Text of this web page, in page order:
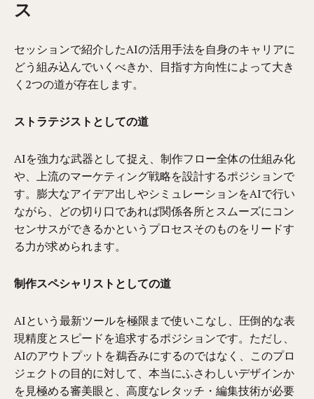
ス
セッションで紹介したAIの活用手法を自身のキャリアに
どう組み込んでいくべきか、目指す方向性によって大き
く2つの道が存在します。
ストラテジストとしての道
AIを強力な武器として捉え、制作フロー全体の仕組み化
や、上流のマーケティング戦略を設計するポジションで
す。膨大なアイデア出しやシミュレーションをAIで行い
ながら、どの切り口であれば関係各所とスムーズにコン
センサスができるかというプロセスそのものをリードす
る力が求められます。
制作スペシャリストとしての道
AIという最新ツールを極限まで使いこなし、圧倒的な表
現精度とスピードを追求するポジションです。ただし、
AIのアウトプットを鵜呑みにするのではなく、このプロ
ジェクトの目的に対して、本当にふさわしいデザインか
を見極める審美眼と、高度なレタッチ・編集技術が必要